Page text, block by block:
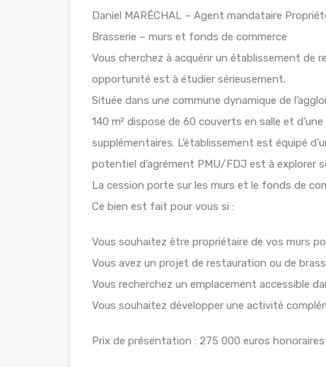
Daniel MARÉCHAL – Agent mandataire
Brasserie – murs et fonds de commerce
Vous cherchez à acquérir un établissement de
opportunité est à étudier sérieusement.
Située dans une commune dynamique de
140 m² dispose de 60 couverts en salle et
supplémentaires. L’établissement est équipé
potentiel d’agrément PMU/FDJ est à explorer
La cession porte sur les murs et le fonds de
Ce bien est fait pour vous si :
Vous souhaitez être propriétaire de vos murs
Vous avez un projet de restauration ou de
Vous recherchez un emplacement accessible
Vous souhaitez développer une activité
Prix de présentation : 275 000 euros honoraires